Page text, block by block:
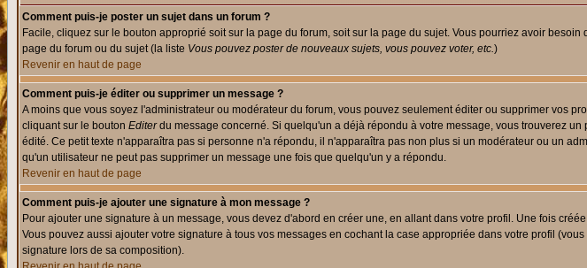
Comment puis-je poster un sujet dans un forum ?
Facile, cliquez sur le bouton approprié soit sur la page du forum, soit sur la page du sujet. Vous pourriez avoir
page du forum ou du sujet (la liste Vous pouvez poster de nouveaux sujets, vous pouvez voter, etc.)
Revenir en haut de page
Comment puis-je éditer ou supprimer un message ?
A moins que vous soyez l'administrateur ou modérateur du forum, vous pouvez seulement éditer ou supprimer vos
cliquant sur le bouton Editerdu message concerné. Si quelqu'un a déjà répondu à votre message, vous trouverez
édité. Ce petit texte n'apparaîtra pas si personne n'a répondu, il n'apparaîtra pas non plus si un modérateur ou un
qu'un utilisateur ne peut pas supprimer un message une fois que quelqu'un y a répondu.
Revenir en haut de page
Comment puis-je ajouter une signature à mon message ?
Pour ajouter une signature à un message, vous devez d'abord en créer une, en allant dans votre profil. Une fois
Vous pouvez aussi ajouter votre signature à tous vos messages en cochant la case appropriée dans votre profil
signature lors de sa composition).